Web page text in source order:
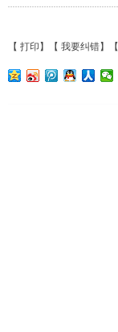
【 打印 】【 我要纠错】【